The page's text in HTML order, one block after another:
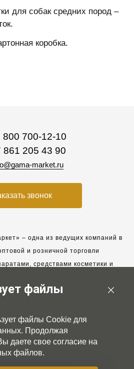
для собак средних пород –
коробка.
800 700-12-10
861 205 43 90
market.ru
звонок
– одна из ведущих компаний в
и розничной торговли
средствами косметики и
Мы приглашаем к сотрудничеству
рассчитываем на взаимовыгодные,
партнерские отношения.
файлы
файлы Cookie для
Продолжая
даете свое согласие на
файлов.